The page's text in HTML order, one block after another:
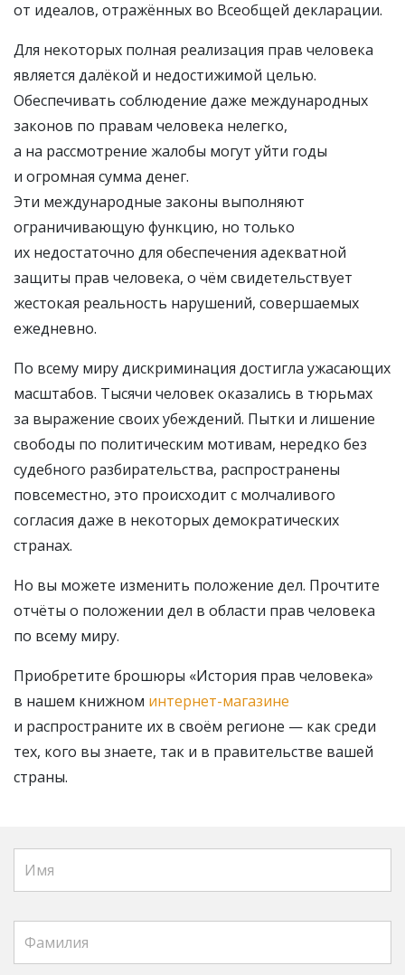
от идеалов, отражённых во Всеобщей декларации.
Для некоторых полная реализация прав человека
является далёкой и недостижимой целью.
Обеспечивать соблюдение даже международных
законов по правам человека нелегко,
а на рассмотрение жалобы могут уйти годы
и огромная сумма денег.
Эти международные законы выполняют
ограничивающую функцию, но только
их недостаточно для обеспечения адекватной
защиты прав человека, о чём свидетельствует
жестокая реальность нарушений, совершаемых
ежедневно.
По всему миру дискриминация достигла ужасающих
масштабов. Тысячи человек оказались в тюрьмах
за выражение своих убеждений. Пытки и лишение
свободы по политическим мотивам, нередко без
судебного разбирательства, распространены
повсеместно, это происходит с молчаливого
согласия даже в некоторых демократических
странах.
Но вы можете изменить положение дел. Прочтите
отчёты о положении дел в области прав человека
по всему миру.
Приобретите брошюры «История прав человека»
в нашем книжном интернет-магазине
и распространите их в своём регионе — как среди
тех, кого вы знаете, так и в правительстве вашей
страны.